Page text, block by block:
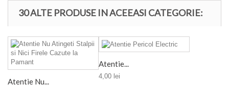
30 ALTE PRODUSE IN ACEEASI CATEGORIE:
Atentie Nu...
Atentie...
4,00 lei